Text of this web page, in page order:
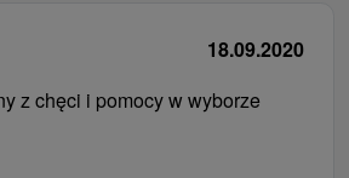
18.09.2020
z chęci i pomocy w wyborze